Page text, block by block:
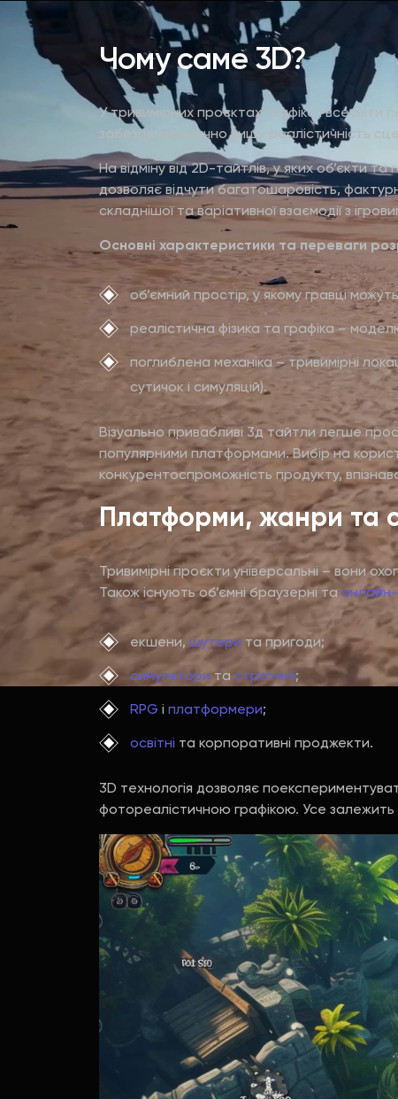
Чому саме 3D?
У тривимірних проєктах графіка і
забезпечує значно вищу реалістичність
На відміну від 2D-тайтлів, у яких об’єкти
дозволяє відчути багатошаровість,
складнішої та варіативної взаємодії з
Основні характеристики та переваги
об’ємний простір, у якому гравці
реалістична фізика та графіка –
поглиблена механіка – тривимірні
сутичок і симуляцій).
Візуально привабливі 3д тайтли легше
популярними платформами. Вибір на
конкурентоспроможність продукту,
Платформи, жанри та
Тривимірні проєкти універсальні – вони
Також існують об’ємні браузерні та
екшени, шутери та пригоди;
симулятори та стратегії;
RPG і платформери;
освітні та корпоративні проджекти.
3D технологія дозволяє
фотореалістичною графікою. Усе залежить